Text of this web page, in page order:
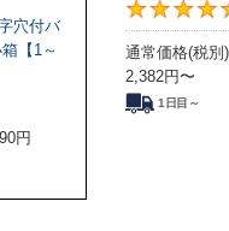
穴付バ
【1～
円
通常価格(税別)
2,382円〜
1日目～